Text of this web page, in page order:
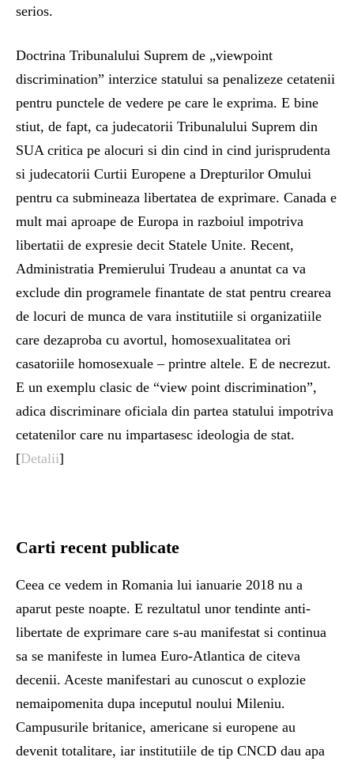
serios.
Doctrina Tribunalului Suprem de „viewpoint
discrimination” interzice statului sa penalizeze cetatenii
pentru punctele de vedere pe care le exprima. E bine
stiut, de fapt, ca judecatorii Tribunalului Suprem din
SUA critica pe alocuri si din cind in cind jurisprudenta
si judecatorii Curtii Europene a Drepturilor Omului
pentru ca submineaza libertatea de exprimare. Canada e
mult mai aproape de Europa in razboiul impotriva
libertatii de expresie decit Statele Unite. Recent,
Administratia Premierului Trudeau a anuntat ca va
exclude din programele finantate de stat pentru crearea
de locuri de munca de vara institutiile si organizatiile
care dezaproba cu avortul, homosexualitatea ori
casatoriile homosexuale – printre altele. E de necrezut.
E un exemplu clasic de “view point discrimination”,
adica discriminare oficiala din partea statului impotriva
cetatenilor care nu impartasesc ideologia de stat.
[Detalii]
Carti recent publicate
Ceea ce vedem in Romania lui ianuarie 2018 nu a
aparut peste noapte. E rezultatul unor tendinte anti-
libertate de exprimare care s-au manifestat si continua
sa se manifeste in lumea Euro-Atlantica de citeva
decenii. Aceste manifestari au cunoscut o explozie
nemaipomenita dupa inceputul noului Mileniu.
Campusurile britanice, americane si europene au
devenit totalitare, iar institutiile de tip CNCD dau apa